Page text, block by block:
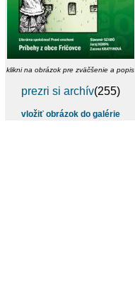
klikni na obrázok pre zväčšenie a popis
prezri si archív(255)
vložiť obrázok do galérie